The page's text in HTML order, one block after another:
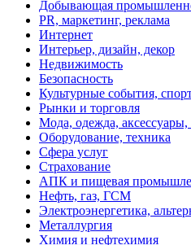
Добывающая
PR, маркетинг, реклама
Интернет
Интерьер, дизайн, декор
Недвижимость
Безопасность
Культурные события,
Рынки и торговля
Мода, одежда, аксессуары,
Оборудование, техника
Сфера услуг
Страхование
АПК и пищевая
Нефть, газ, ГСМ
Электроэнергетика,
Металлургия
Химия и нефтехимия